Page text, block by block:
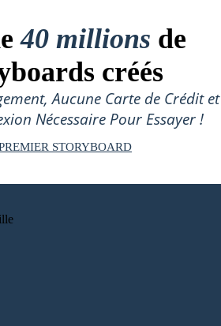
40 millions de
créés
Aucune Carte de Crédit et
Nécessaire Pour Essayer !
STORYBOARD